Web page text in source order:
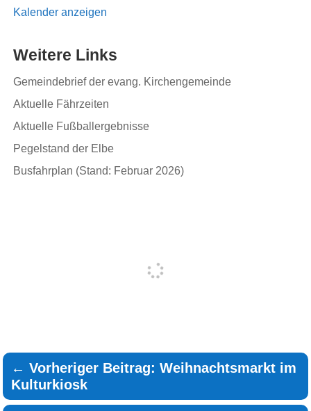
Kalender anzeigen
Weitere Links
Gemeindebrief der evang. Kirchengemeinde
Aktuelle Fährzeiten
Aktuelle Fußballergebnisse
Pegelstand der Elbe
Busfahrplan (Stand: Februar 2026)
←Vorheriger Beitrag: Weihnachtsmarkt im
Kulturkiosk